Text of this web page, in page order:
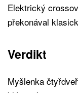
Elektrický
překonával
Verdikt
Myšlenka